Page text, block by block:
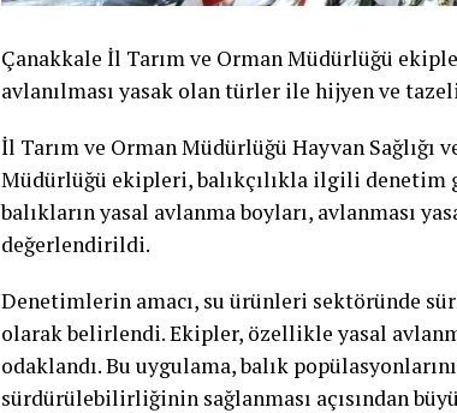
Çanakkale İl Tarım ve Orman Müdürlüğü
avlanılması yasak olan türler ile hijyen ve
İl Tarım ve Orman Müdürlüğü Hayvan
Müdürlüğü ekipleri, balıkçılıkla ilgili denetim
balıkların yasal avlanma boyları, avlanması
değerlendirildi.
Denetimlerin amacı, su ürünleri sektöründe
olarak belirlendi. Ekipler, özellikle yasal
odaklandı. Bu uygulama, balık
sürdürülebilirliğinin sağlanması açısından